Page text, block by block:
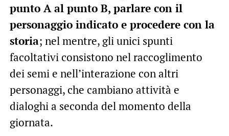
punto A al punto B, parlare con il
personaggio indicato e procedere con la
storia; nel mentre, gli unici spunti
facoltativi consistono nel raccoglimento
dei semi e nell’interazione con altri
personaggi, che cambiano attività e
dialoghi a seconda del momento della
giornata.